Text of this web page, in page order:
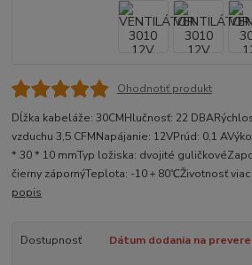
Ohodnotiť produkt
Dĺžka kabeláže: 30CMHlučnosť: 22
vzduchu 3,5 CFMNapájanie: 12VPrúd: 0,1
* 30 * 10 mmTyp ložiska: dvojité
čierny zápornýTeplota: -10＋80℃Životnosť
popis
Dostupnosť Dátum dodania na